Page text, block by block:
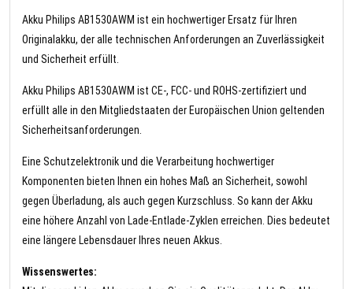
Akku Philips AB1530AWM ist ein hochwertiger Ersatz für Ihren
Originalakku, der alle technischen Anforderungen an Zuverlässigkeit
und Sicherheit erfüllt.
Akku Philips AB1530AWM ist CE-, FCC- und ROHS-zertifiziert und
erfüllt alle in den Mitgliedstaaten der Europäischen Union geltenden
Sicherheitsanforderungen.
Eine Schutzelektronik und die Verarbeitung hochwertiger
Komponenten bieten Ihnen ein hohes Maß an Sicherheit, sowohl
gegen Überladung, als auch gegen Kurzschluss. So kann der Akku
eine höhere Anzahl von Lade-Entlade-Zyklen erreichen. Dies bedeutet
eine längere Lebensdauer Ihres neuen Akkus.
Wissenswertes: